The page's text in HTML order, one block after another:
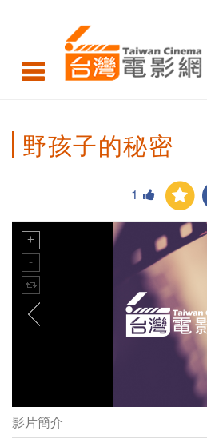
野孩子的秘密
1
野孩子的秘密劇照
影片簡介